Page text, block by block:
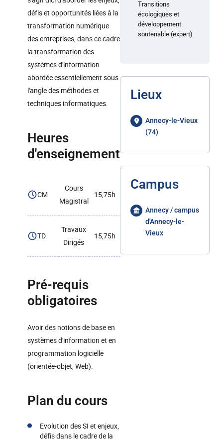
défis et opportunités liées à la
transformation numérique
des entreprises, dans ce cadre
la transformation des
systèmes d'information
abordée essentiellement sous
l'angle des méthodes et
techniques informatiques.
Heures
d'enseignement
CM
Cours
Magistral
15,75h
TD
Travaux
Dirigés
15,75h
Pré-requis
obligatoires
Avoir des notions de base en
systèmes d'information et en
programmation logicielle
(orientée-objet, Web).
Plan du cours
Evolution des SI et enjeux,
défis dans le cadre de la
Transitions
écologiques et
développement
soutenable (expert)
Lieux
Annecy-le-Vieux
(74)
Campus
Annecy / campus
d'Annecy-le-
Vieux